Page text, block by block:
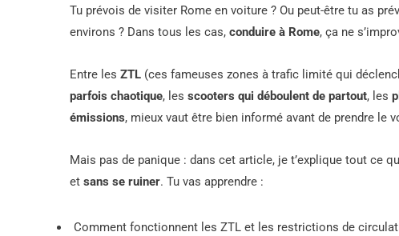
Tu prévois de visiter Rome en voiture ? Ou peut-être tu as
environs ? Dans tous les cas, conduire à Rome, ça ne
Entre les ZTL (ces fameuses zones à trafic limité qui
parfois chaotique, les scooters qui déboulent de partout, les
émissions, mieux vaut être bien informé avant de prendre le
Mais pas de panique : dans cet article, je t’explique tout ce
et sans se ruiner. Tu vas apprendre :
Comment fonctionnent les ZTL et les restrictions de